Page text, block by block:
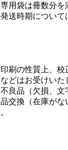
用袋は冊数分を
送時期について
刷の性質上、校
どはお受けいた
良品（欠損、文
交換（在庫がな